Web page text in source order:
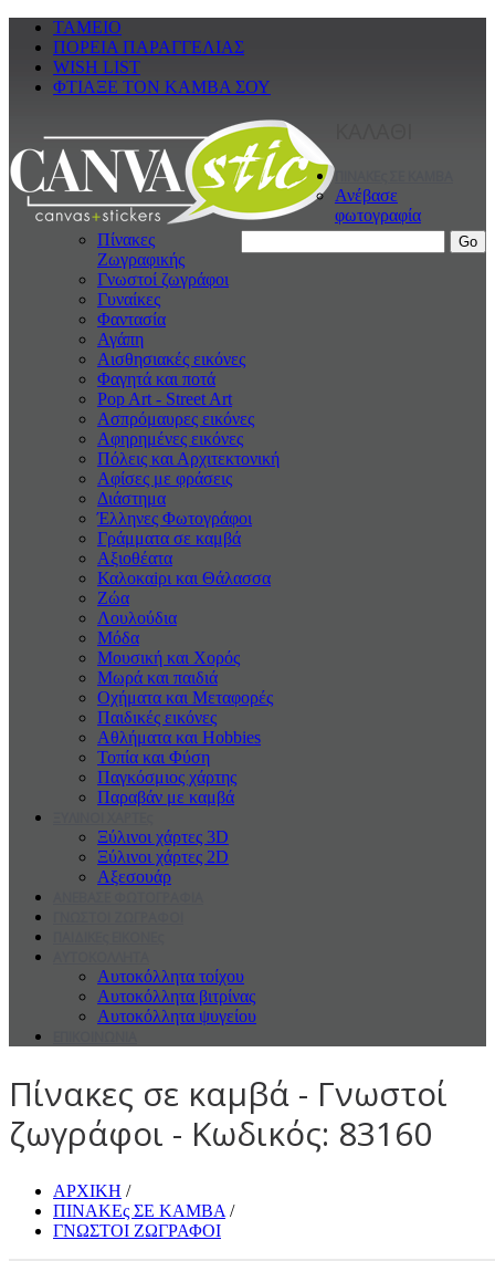
ΤΑΜΕΙΟ
ΠΟΡΕΙΑ ΠΑΡΑΓΓΕΛΙΑΣ
WISH LIST
ΦΤΙΑΞΕ ΤΟΝ ΚΑΜΒΑ ΣΟΥ
Ανέβασε
φωτογραφία
Πίνακες
Ζωγραφικής
Γνωστοί ζωγράφοι
Γυναίκες
Φαντασία
Αγάπη
Αισθησιακές εικόνες
Φαγητά και ποτά
Pop Art - Street Art
Ασπρόμαυρες εικόνες
Αφηρημένες εικόνες
Πόλεις και Αρχιτεκτονική
Αφίσες με φράσεις
Διάστημα
Έλληνες Φωτογράφοι
Γράμματα σε καμβά
Αξιοθέατα
Καλοκαiρι και Θάλασσα
Ζώα
Λουλούδια
Μόδα
Μουσική και Χορός
Μωρά και παιδιά
Οχήματα και Μεταφορές
Παιδικές εικόνες
Αθλήματα και Hobbies
Τοπία και Φύση
Παγκόσμιος χάρτης
Παραβάν με καμβά
Ξύλινοι χάρτες 3D
Ξύλινοι χάρτες 2D
Αξεσουάρ
Αυτοκόλλητα τοίχου
Αυτοκόλλητα βιτρίνας
Αυτοκόλλητα ψυγείου
Πίνακες σε καμβά - Γνωστοί
ζωγράφοι - Κωδικός: 83160
ΑΡΧΙΚΗ /
ΠΙΝΑΚΕς ΣΕ ΚΑΜΒΑ /
ΓΝΩΣΤΟΙ ΖΩΓΡΑΦΟΙ